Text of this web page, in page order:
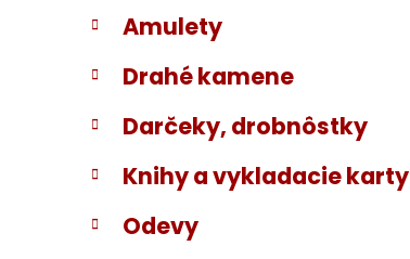
Amulety
Drahé kamene
Darčeky, drobnôstky
Knihy a vykladacie karty
Odevy